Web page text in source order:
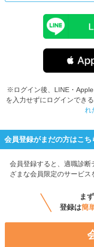
※ログイン後、LINE・
を入力せずにログインでき
れ
会員登録がまだの方はこち
会員登録すると、 適職診断
ざまな会員限定のサービス
ま
登録は簡